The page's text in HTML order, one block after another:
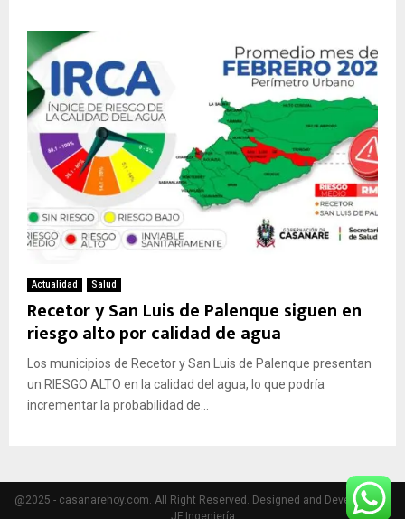
Actualidad Salud
Recetor y San Luis de Palenque siguen en
riesgo alto por calidad de agua
Los municipios de Recetor y San Luis de Palenque presentan
un RIESGO ALTO en la calidad del agua, lo que podría
incrementar la probabilidad de...
@2025 - casanarehoy.com. All Right Reserved. Designed and Developed by